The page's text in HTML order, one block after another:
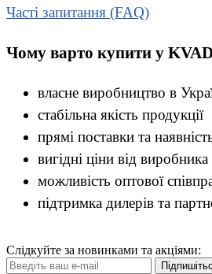
Часті запитання (FAQ)
Чому варто купити у
власне виробництво в
стабільна якість продукції
прямі поставки та
вигідні ціни від виробника
можливість оптової
підтримка дилерів та
Слідкуйте за новинками та акціями: